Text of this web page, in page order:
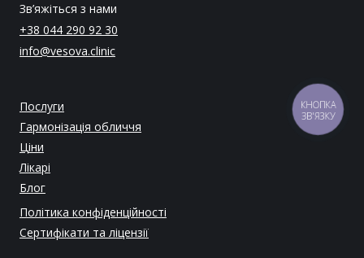
Зв’яжіться з нами
+38 044 290 92 30
info@vesova.clinic
Послуги
Гармонізація обличчя
Ціни
Лікарі
Блог
Політика конфіденційності
Сертифікати та ліцензії
КНОПКА
ЗВ'ЯЗКУ